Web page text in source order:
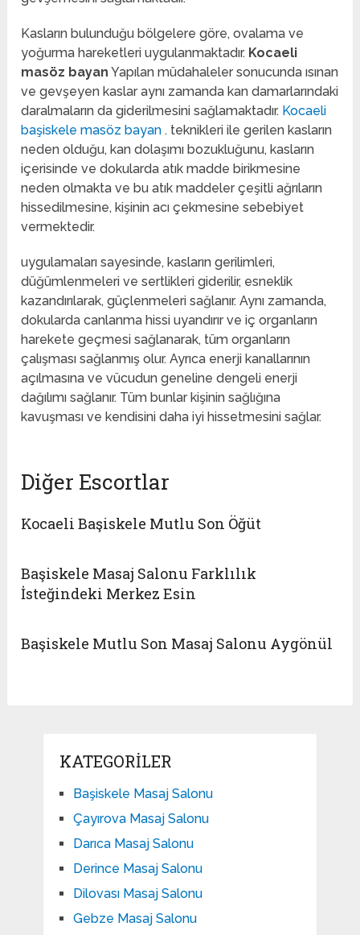
Kasların bulunduğu bölgelere göre, ovalama ve
yoğurma hareketleri uygulanmaktadır. Kocaeli
masöz bayan Yapılan müdahaleler sonucunda ısınan
ve gevşeyen kaslar aynı zamanda kan damarlarındaki
daralmaların da giderilmesini sağlamaktadır. Kocaeli
başiskele masöz bayan. teknikleri ile gerilen kasların
neden olduğu, kan dolaşımı bozukluğunu, kasların
içerisinde ve dokularda atık madde birikmesine
neden olmakta ve bu atık maddeler çeşitli ağrıların
hissedilmesine, kişinin acı çekmesine sebebiyet
vermektedir.
uygulamaları sayesinde, kasların gerilimleri,
düğümlenmeleri ve sertlikleri giderilir, esneklik
kazandırılarak, güçlenmeleri sağlanır. Aynı zamanda,
dokularda canlanma hissi uyandırır ve iç organların
harekete geçmesi sağlanarak, tüm organların
çalışması sağlanmış olur. Ayrıca enerji kanallarının
açılmasına ve vücudun geneline dengeli enerji
dağılımı sağlanır. Tüm bunlar kişinin sağlığına
kavuşması ve kendisini daha iyi hissetmesini sağlar.
Diğer Escortlar
Kocaeli Başiskele Mutlu Son Öğüt
Başiskele Masaj Salonu Farklılık
İsteğindeki Merkez Esin
Başiskele Mutlu Son Masaj Salonu Aygönül
KATEGORILER
Başiskele Masaj Salonu
Çayırova Masaj Salonu
Darıca Masaj Salonu
Derince Masaj Salonu
Dilovası Masaj Salonu
Gebze Masaj Salonu